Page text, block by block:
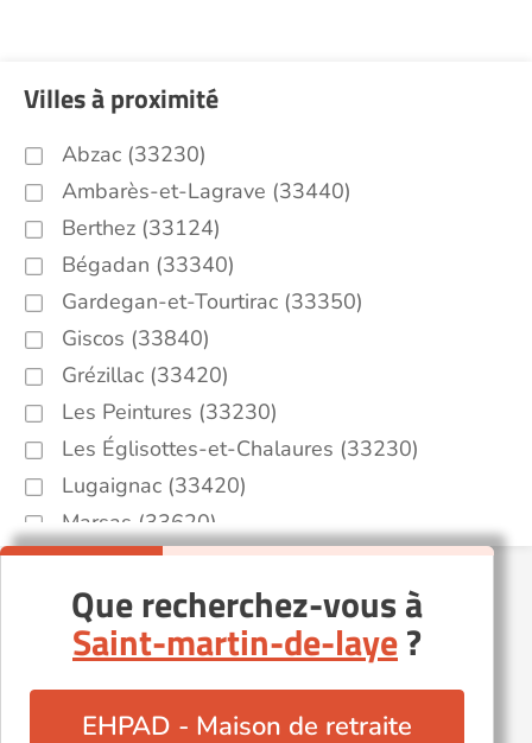
Villes à proximité
Abzac (33230)
Ambarès-et-Lagrave (33440)
Berthez (33124)
Bégadan (33340)
Gardegan-et-Tourtirac (33350)
Giscos (33840)
Grézillac (33420)
Les Peintures (33230)
Les Églisottes-et-Chalaures (33230)
Lugaignac (33420)
Marsas (33620)
Mouliets-et-Villemartin (33350)
Pessac (33600)
Pessac-sur-Dordogne (33890)
Plassac (33390)
Que recherchez-vous à
Saint-martin-de-laye?
EHPAD - Maison de retraite